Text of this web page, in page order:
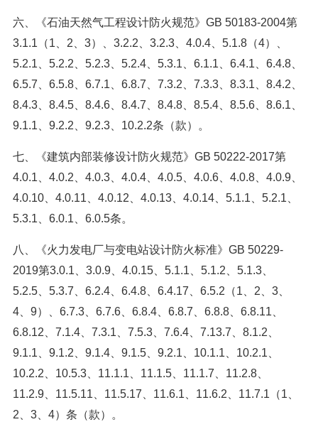
六、《石油天然气工程设计防火规范》GB 50183-2004第
3.1.1（1、2、3）、3.2.2、3.2.3、4.0.4、5.1.8（4）、
5.2.1、5.2.2、5.2.3、5.2.4、5.3.1、6.1.1、6.4.1、6.4.8、
6.5.7、6.5.8、6.7.1、6.8.7、7.3.2、7.3.3、8.3.1、8.4.2、
8.4.3、8.4.5、8.4.6、8.4.7、8.4.8、8.5.4、8.5.6、8.6.1、
9.1.1、9.2.2、9.2.3、10.2.2条（款）。
七、《建筑内部装修设计防火规范》GB 50222-2017第
4.0.1、4.0.2、4.0.3、4.0.4、4.0.5、4.0.6、4.0.8、4.0.9、
4.0.10、4.0.11、4.0.12、4.0.13、4.0.14、5.1.1、5.2.1、
5.3.1、6.0.1、6.0.5条。
八、《火力发电厂与变电站设计防火标准》GB 50229-
2019第3.0.1、3.0.9、4.0.15、5.1.1、5.1.2、5.1.3、
5.2.5、5.3.7、6.2.4、6.4.8、6.4.17、6.5.2（1、2、3、
4、9）、6.7.3、6.7.6、6.8.4、6.8.7、6.8.8、6.8.11、
6.8.12、7.1.4、7.3.1、7.5.3、7.6.4、7.13.7、8.1.2、
9.1.1、9.1.2、9.1.4、9.1.5、9.2.1、10.1.1、10.2.1、
10.2.2、10.5.3、11.1.1、11.1.5、11.1.7、11.2.8、
11.2.9、11.5.11、11.5.17、11.6.1、11.6.2、11.7.1（1、
2、3、4）条（款）。